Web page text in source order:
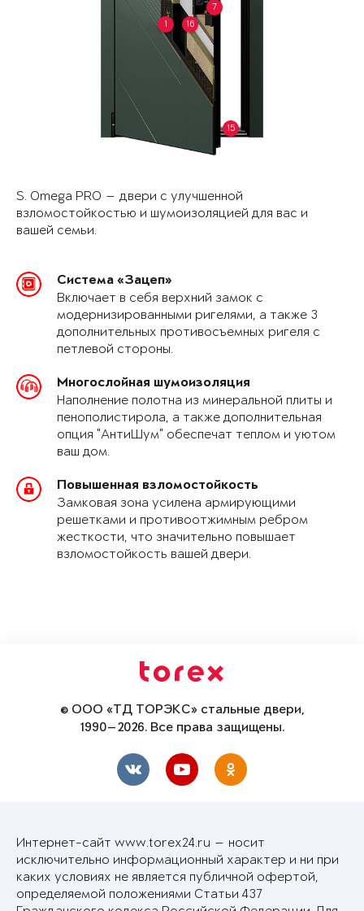
1
7
15
16
S. Omega PRO — двери с улучшенной
взломостойкостью и шумоизоляцией для вас и
вашей семьи.
Система «Зацеп»
Включает в себя верхний замок с
модернизированными ригелями, а также 3
дополнительных противосъемных ригеля с
петлевой стороны.
Многослойная шумоизоляция
Наполнение полотна из минеральной плиты и
пенополистирола, а также дополнительная
опция "АнтиШум" обеспечат теплом и уютом
ваш дом.
Повышенная взломостойкость
Замковая зона усилена армирующими
решетками и противоотжимным ребром
жесткости, что значительно повышает
взломостойкость вашей двери.
© ООО «ТД ТОРЭКС» стальные двери,
1990—2026. Все права защищены.
Интернет-сайт www.torex24.ru — носит
исключительно информационный характер и ни при
каких условиях не является публичной офертой,
определяемой положениями Статьи 437